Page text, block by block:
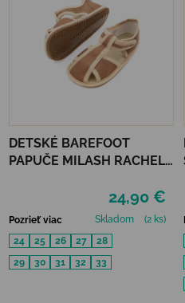
DETSKÉ BAREFOOT
PAPUČE MILASH RACHEL -
24,90 €
Pozrieť viac Skladom
(2 ks)
24
25 26 27
28
29
30 31 32 33